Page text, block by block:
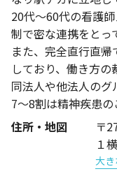
20代〜60代の看護
制で密な連携をとっ
また、完全直行直
しており、働き方の
同法人や他法人のグ
7〜8割は精神疾患の
住所・地図
〒
１
大